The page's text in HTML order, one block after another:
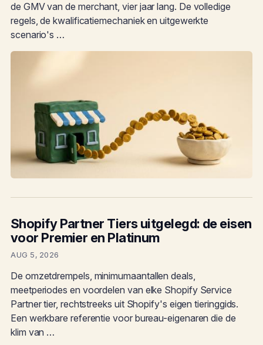
de GMV van de merchant, vier jaar lang. De volledige
regels, de kwalificatiemechaniek en uitgewerkte
scenario's …
Shopify Partner Tiers uitgelegd: de eisen
voor Premier en Platinum
AUG 5, 2026
De omzetdrempels, minimumaantallen deals,
meetperiodes en voordelen van elke Shopify Service
Partner tier, rechtstreeks uit Shopify's eigen tieringgids.
Een werkbare referentie voor bureau-eigenaren die de
klim van …